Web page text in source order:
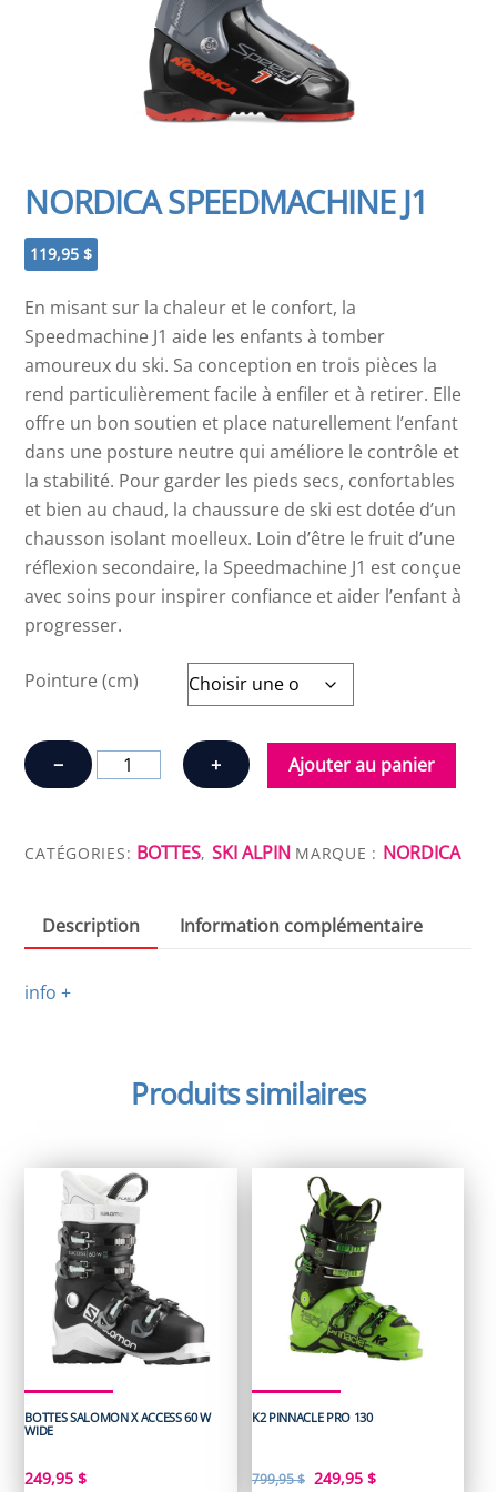
NORDICA SPEEDMACHINE J1
119,95 $
En misant sur la chaleur et le confort, la
Speedmachine J1 aide les enfants à tomber
amoureux du ski. Sa conception en trois pièces la
rend particulièrement facile à enfiler et à retirer. Elle
offre un bon soutien et place naturellement l’enfant
dans une posture neutre qui améliore le contrôle et
la stabilité. Pour garder les pieds secs, confortables
et bien au chaud, la chaussure de ski est dotée d’un
chausson isolant moelleux. Loin d’être le fruit d’une
réflexion secondaire, la Speedmachine J1 est conçue
avec soins pour inspirer confiance et aider l’enfant à
progresser.
Pointure (cm)
−
quantité
de
SPEEDMACHINE
+ Ajouter au panier
CATÉGORIES: BOTTES, SKI ALPIN MARQUE : NORDICA
Description Information complémentaire
info +
Produits similaires
BOTTES SALOMON X ACCESS 60 W
WIDE
249,95$
K2 PINNACLE PRO 130
799,95$ Le
249,95 $Le